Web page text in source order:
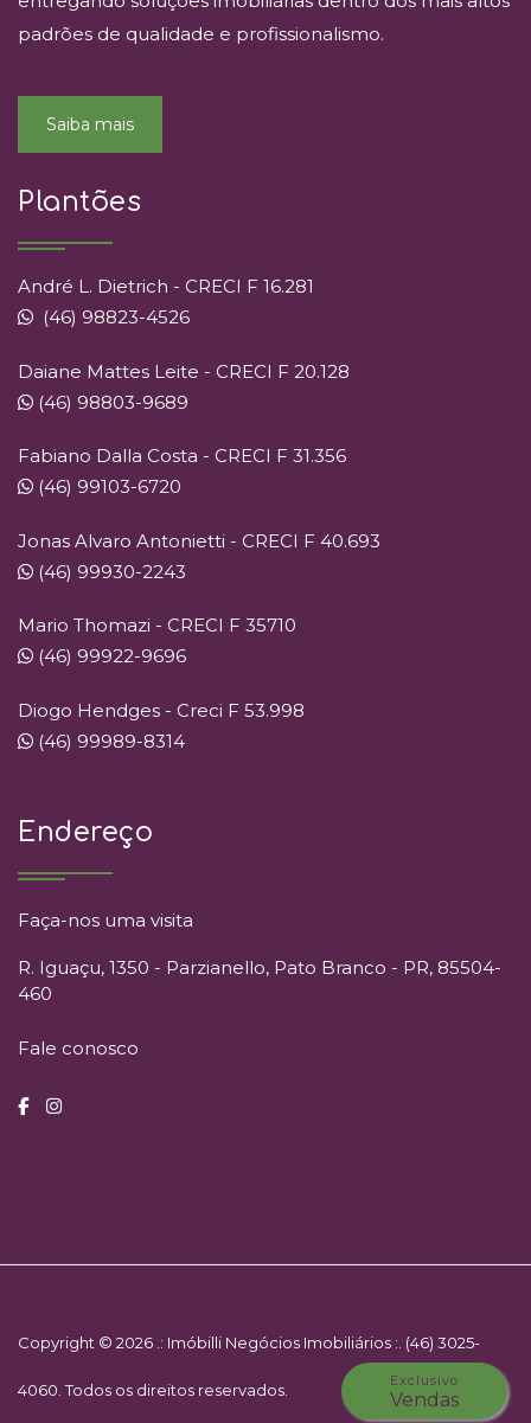
padrões de qualidade e profissionalismo.
Saiba mais
Plantões
André L. Dietrich - CRECI F 16.281
(46) 98823-4526
Daiane Mattes Leite - CRECI F 20.128
(46) 98803-9689
Fabiano Dalla Costa - CRECI F 31.356
(46) 99103-6720
Jonas Alvaro Antonietti - CRECI F 40.693
(46) 99930-2243
Mario Thomazi - CRECI F 35710
(46) 99922-9696
Diogo Hendges - Creci F 53.998
(46) 99989-8314
Endereço
Faça-nos uma visita
R. Iguaçu, 1350 - Parzianello, Pato Branco - PR, 85504-
460
Fale conosco
Copyright © 2026 .: Imóbilli Negócios Imobiliários :. (46) 3025-
4060. Todos os direitos reservados.
Exclusivo
Vendas